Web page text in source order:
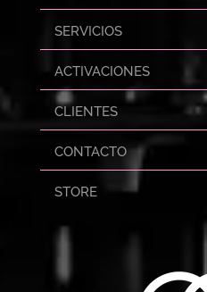
SERVICIOS
ACTIVACIONES
CLIENTES
CONTACTO
STORE